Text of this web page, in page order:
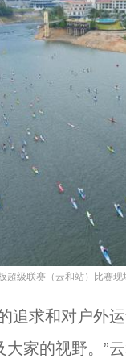
超级联赛（云和站）比赛
求和对户外运
家的视野。”